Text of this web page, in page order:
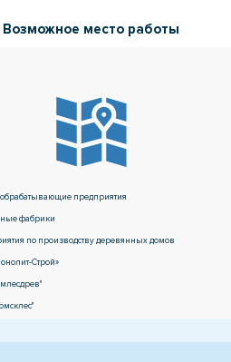
предприятия
фабрики
по производству деревянных домов
Строй»